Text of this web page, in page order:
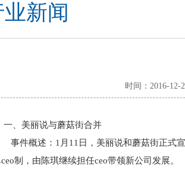
新闻
时间：2016-12-
一、美丽说与蘑菇街合并
事件概述：1月11日，美丽说和蘑菇街正式
制，由陈琪继续担任ceo带领新公司发展。